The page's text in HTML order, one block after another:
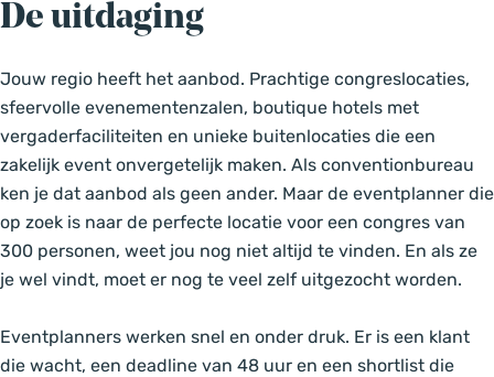
De uitdaging
Jouw regio heeft het aanbod. Prachtige congreslocaties,
sfeervolle evenementenzalen, boutique hotels met
vergaderfaciliteiten en unieke buitenlocaties die een
zakelijk event onvergetelijk maken. Als conventionbureau
ken je dat aanbod als geen ander. Maar de eventplanner die
op zoek is naar de perfecte locatie voor een congres van
300 personen, weet jou nog niet altijd te vinden. En als ze
je wel vindt, moet er nog te veel zelf uitgezocht worden.
Eventplanners werken snel en onder druk. Er is een klant
die wacht, een deadline van 48 uur en een shortlist die